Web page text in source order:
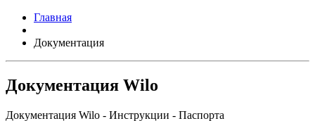
Главная
Документация
Документация Wilo
Документация Wilo - Инструкции - Паспорта